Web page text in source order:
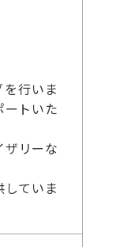
行いま
トいた
リーな
ていま